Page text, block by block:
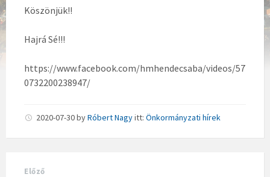
Köszönjük!!
Hajrá Sé!!!
https://www.facebook.com/hmhendecsaba/videos/57
0732200238947/
2020-07-30byRóbert Nagyitt: Önkormányzati hírek
Előző